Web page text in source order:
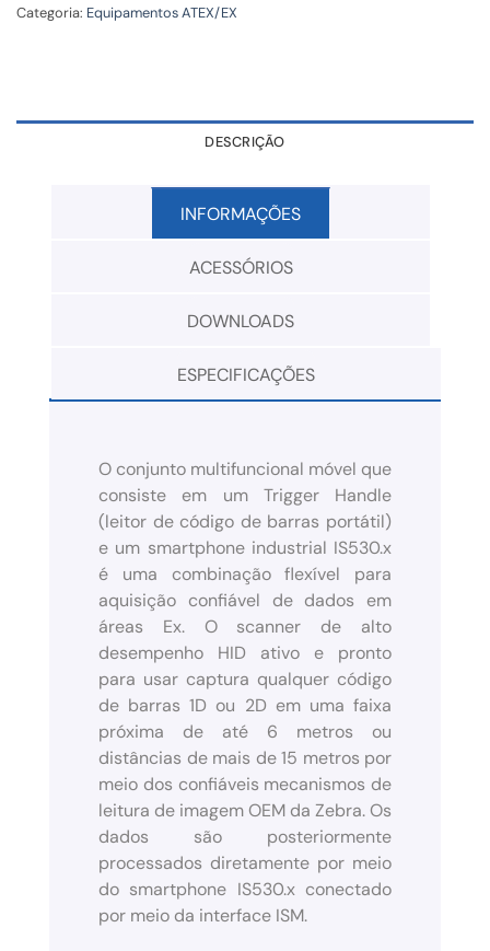
Categoria: Equipamentos ATEX/EX
DESCRIÇÃO
INFORMAÇÕES
ACESSÓRIOS
DOWNLOADS
ESPECIFICAÇÕES
O conjunto multifuncional móvel que
consiste em um Trigger Handle
(leitor de código de barras portátil)
e um smartphone industrial IS530.x
é uma combinação flexível para
aquisição confiável de dados em
áreas Ex. O scanner de alto
desempenho HID ativo e pronto
para usar captura qualquer código
de barras 1D ou 2D em uma faixa
próxima de até 6 metros ou
distâncias de mais de 15 metros por
meio dos confiáveis mecanismos de
leitura de imagem OEM da Zebra. Os
dados são posteriormente
processados diretamente por meio
do smartphone IS530.x conectado
por meio da interface ISM.